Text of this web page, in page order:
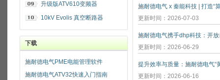
升级版ATV610变频器
10kV Evolis 真空断路器
下载
施耐德电气PME电能管理软件
施耐德电气ATV32快速入门指南
施耐德电气 x 秦能科技 | 打造“
更新时间：2026-07-03
更新时间：2026-06-29
更新时间：2026-06-16